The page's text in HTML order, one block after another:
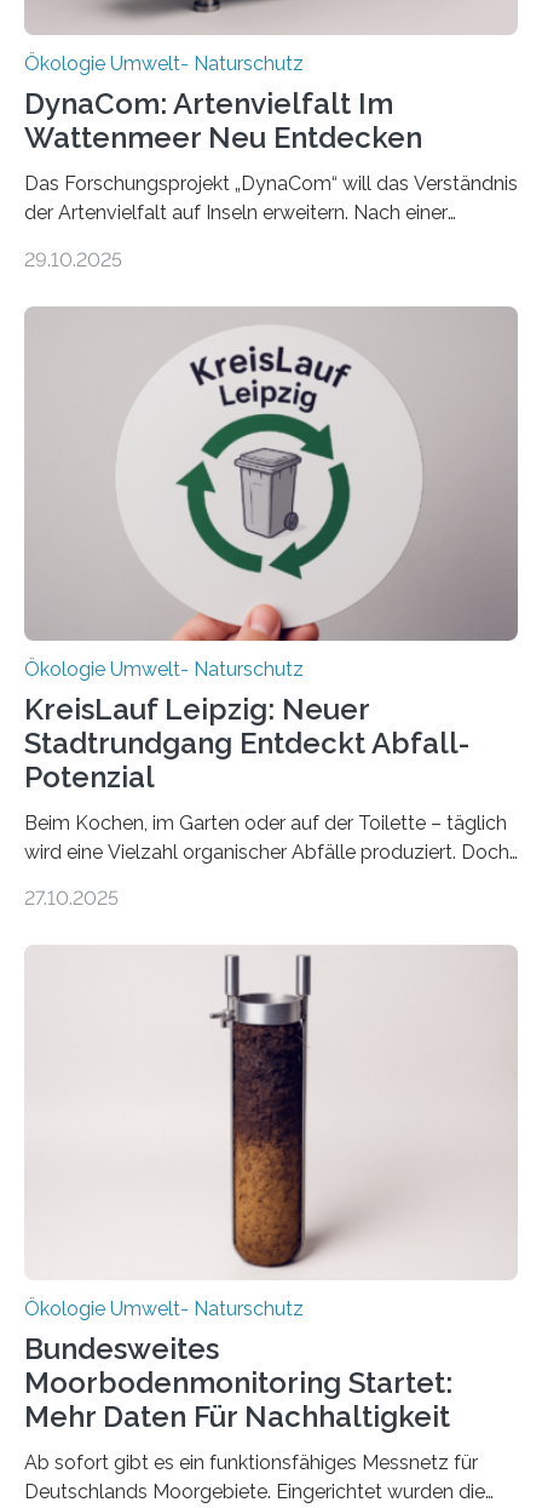
Ökologie Umwelt- Naturschutz
DynaCom: Artenvielfalt Im
Wattenmeer Neu Entdecken
Das Forschungsprojekt „DynaCom“ will das Verständnis
der Artenvielfalt auf Inseln erweitern. Nach einer
Beobachtungen im Wattenmeer ist nun eine große
Oldenburg befassen sich insbesondere damit, wie ein
Ökosystem gedeiht – und wie sich dieser Prozess
verlässlich prognostizieren lässt. Grünes Licht für
„DynaCom“: Die Deutsche Forschungsgemeinschaft
(DFG) fördert das Anfang 2019 gestartete
Forschungsprojekt an der Universität Oldenburg für
zwei weitere Jahre mit rund 1,2 Millionen Euro. „Wir
freuen uns sehr über…
29.10.2025
Ökologie Umwelt- Naturschutz
KreisLauf Leipzig: Neuer
Stadtrundgang Entdeckt Abfall-
Potenzial
Beim Kochen, im Garten oder auf der Toilette – täglich
wird eine Vielzahl organischer Abfälle produziert. Doch
Potenzial nur dann entfalten können, wenn sie in
Veränderung der Wirtschaft wichtig ist, zeigt der vom
Deutschen Biomasseforschungszentrum und der
Stadtreinigung Leipzig konzipierte und am 24. Oktober
2025 offiziell eingeweihte Stadtrundgang „KreisLauf“. Er
ist ab sofort im Leipziger Stadtgebiet…
27.10.2025
Ökologie Umwelt- Naturschutz
Bundesweites
Moorbodenmonitoring Startet:
Mehr Daten Für Nachhaltigkeit
Ab sofort gibt es ein funktionsfähiges Messnetz für
Deutschlands Moorgebiete. Eingerichtet wurden die